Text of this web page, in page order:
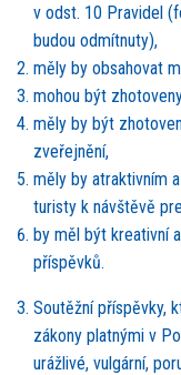
v odst. 10 Pravidel
budou odmítnuty),
měly by obsahovat
mohou být
měly by být
zveřejnění,
měly by atraktivním
turisty k návštěvě
by měl být kreativní
příspěvků.
Soutěžní příspěvky,
zákony platnými v
urážlivé, vulgární,